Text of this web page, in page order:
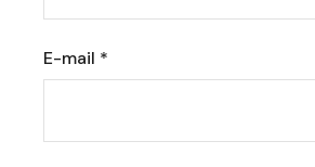
E-mail *